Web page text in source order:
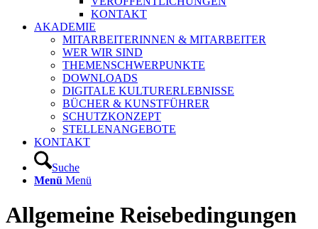
KONTAKT
AKADEMIE
MITARBEITERINNEN & MITARBEITER
WER WIR SIND
THEMENSCHWERPUNKTE
DOWNLOADS
DIGITALE KULTURERLEBNISSE
BÜCHER & KUNSTFÜHRER
SCHUTZKONZEPT
STELLENANGEBOTE
KONTAKT
Suche
Menü Menü
Allgemeine Reisebedingungen